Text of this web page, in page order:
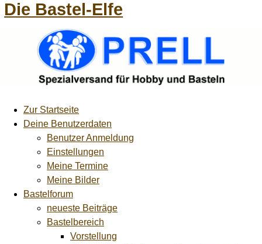
Die Bastel-Elfe
Zur Startseite
Deine Benutzerdaten
Benutzer Anmeldung
Einstellungen
Meine Termine
Meine Bilder
Bastelforum
neueste Beiträge
Bastelbereich
Vorstellung